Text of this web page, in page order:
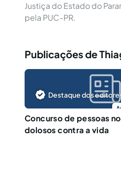
Justiça do Estado do
pela PUC-PR.
Publicações de
Destaque dos
Concurso de pessoas
dolosos contra a vida